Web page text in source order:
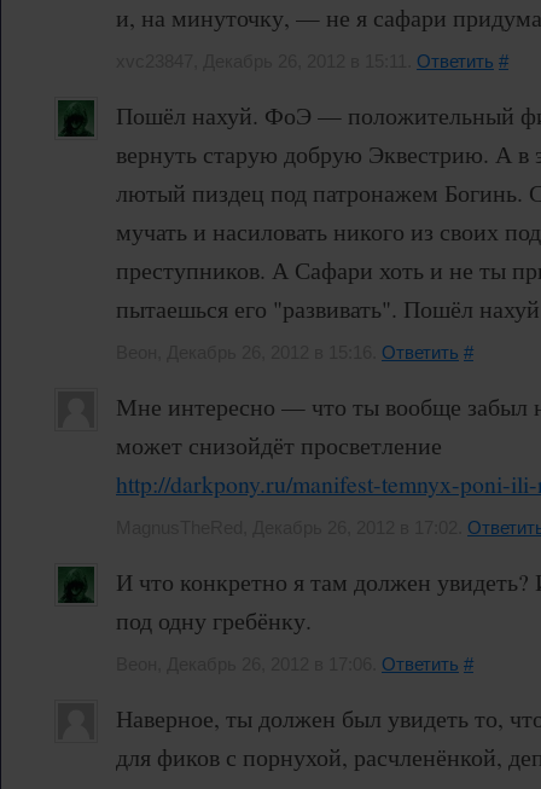
и, на минуточку, — не я сафари
Ответить #
Пошёл нахуй. ФоЭ — положительный
вернуть старую добрую Эквестрию. А в
лютый пиздец под патронажем Богинь.
мучать и насиловать никого из своих
преступников. А Сафари хоть и не ты
пытаешься его "развивать". Пошёл
Ответить #
Мне интересно — что ты вообще забыл
может снизойдёт просветление
http://darkpony.ru/manifest-temnyx-poni-
И что конкретно я там должен увидеть?
под одну гребёнку.
Ответить #
Наверное, ты должен был увидеть то,
для фиков с порнухой, расчленёнкой,